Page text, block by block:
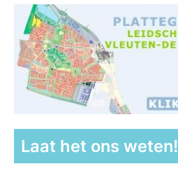
Laat het ons weten!